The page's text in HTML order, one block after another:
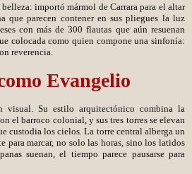
importó mármol de Carrara para el altar
que parecen contener en sus pliegues la luz
con más de 300 flautas que aún resuenan
colocada como quien compone una sinfonía:
reverencia.
Evangelio
visual. Su estilo arquitectónico combina la
el barroco colonial, y sus tres torres se elevan
custodia los cielos. La torre central alberga un
para marcar, no solo las horas, sino los latidos
suenan, el tiempo parece pausarse para